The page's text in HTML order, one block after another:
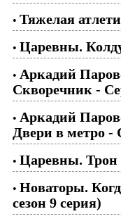
• Тяжелая
• Царевны.
• Аркадий
Скворечник -
• Аркадий
Двери в метро -
• Царевны. Трон
• Новаторы.
сезон 9 серия)